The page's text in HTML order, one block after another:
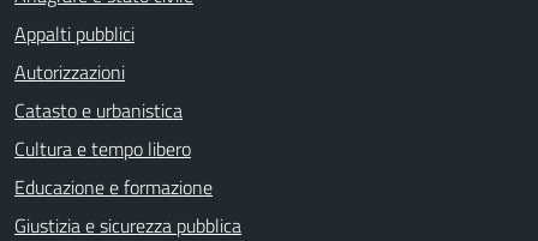
Appalti pubblici
Autorizzazioni
Catasto e urbanistica
Cultura e tempo libero
Educazione e formazione
Giustizia e sicurezza pubblica